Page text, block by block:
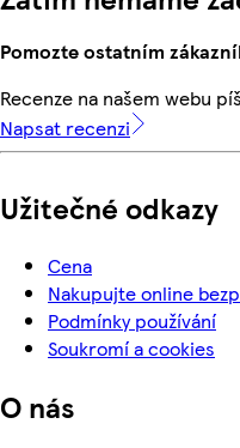
Pomozte ostatním
Recenze na našem webu
Napsat recenzi
Užitečné odkazy
Cena
Nakupujte online
Podmínky používání
Soukromí a cookies
O nás